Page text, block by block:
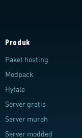
Produk
Paket hosting
Modpack
Hytale
Server gratis
Server murah
Server modded